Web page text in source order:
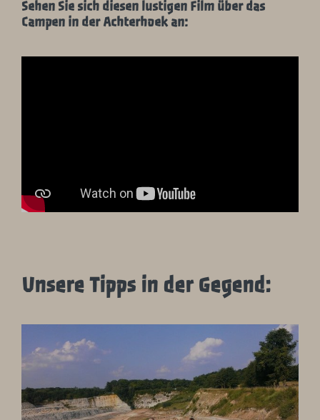
Sehen Sie sich diesen lustigen Film über das
Campen in der Achterhoek an:
Unsere Tipps in der Gegend: